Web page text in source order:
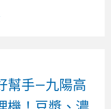
幫手—九陽高